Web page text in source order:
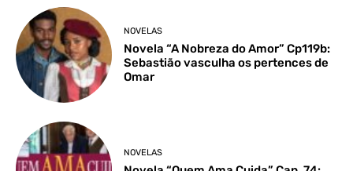
NOVELAS
Novela “A Nobreza do Amor” Cp119b:
Sebastião vasculha os pertences de
Omar
NOVELAS